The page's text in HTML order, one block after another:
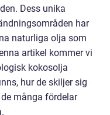
Dess unika
har
naturliga olja som
artikel kommer vi
kokosolja
hur de skiljer sig
många fördelar